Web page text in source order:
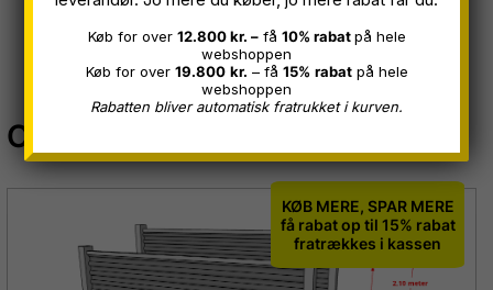
Ofte købt sammen med...
KØB MERE, SPAR MERE
få rabat op til 15% rabat
fratrækkes i kassen
Køb for over 12.800 kr. –få 10% rabatpå hele
webshoppen
Køb for over 19.800 kr. – få 15% rabatpå hele
webshoppen
Rabatten bliver automatisk fratrukket i kurven.